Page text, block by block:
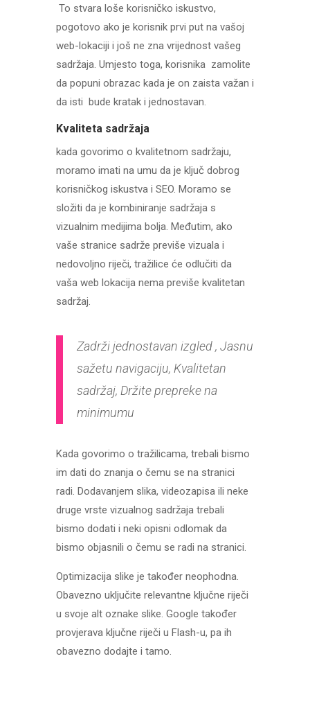
To stvara loše korisničko iskustvo,
pogotovo ako je korisnik prvi put na vašoj
web-lokaciji i još ne zna vrijednost vašeg
sadržaja. Umjesto toga, korisnika zamolite
da popuni obrazac kada je on zaista važan i
da isti bude kratak i jednostavan.
Kvaliteta sadržaja
kada govorimo o kvalitetnom sadržaju,
moramo imati na umu da je ključ dobrog
korisničkog iskustva i SEO. Moramo se
složiti da je kombiniranje sadržaja s
vizualnim medijima bolja. Međutim, ako
vaše stranice sadrže previše vizuala i
nedovoljno riječi, tražilice će odlučiti da
vaša web lokacija nema previše kvalitetan
sadržaj.
Zadrži jednostavan izgled , Jasnu
sažetu navigaciju, Kvalitetan
sadržaj, Držite prepreke na
minimumu
Kada govorimo o tražilicama, trebali bismo
im dati do znanja o čemu se na stranici
radi. Dodavanjem slika, videozapisa ili neke
druge vrste vizualnog sadržaja trebali
bismo dodati i neki opisni odlomak da
bismo objasnili o čemu se radi na stranici.
Optimizacija slike je također neophodna.
Obavezno uključite relevantne ključne riječi
u svoje alt oznake slike. Google također
provjerava ključne riječi u Flash-u, pa ih
obavezno dodajte i tamo.